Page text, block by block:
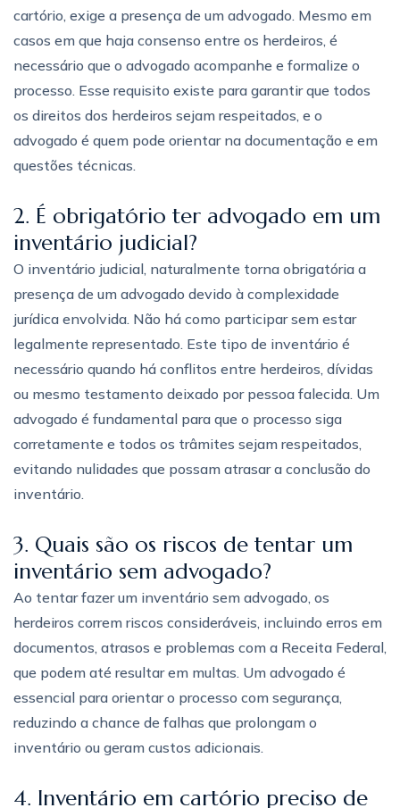
cartório, exige a presença de um advogado. Mesmo em
casos em que haja consenso entre os herdeiros, é
necessário que o advogado acompanhe e formalize o
processo. Esse requisito existe para garantir que todos
os direitos dos herdeiros sejam respeitados, e o
advogado é quem pode orientar na documentação e em
questões técnicas.
2. É obrigatório ter advogado em um
inventário judicial?
O inventário judicial, naturalmente torna obrigatória a
presença de um advogado devido à complexidade
jurídica envolvida. Não há como participar sem estar
legalmente representado. Este tipo de inventário é
necessário quando há conflitos entre herdeiros, dívidas
ou mesmo testamento deixado por pessoa falecida. Um
advogado é fundamental para que o processo siga
corretamente e todos os trâmites sejam respeitados,
evitando nulidades que possam atrasar a conclusão do
inventário.
3. Quais são os riscos de tentar um
inventário sem advogado?
Ao tentar fazer um inventário sem advogado, os
herdeiros correm riscos consideráveis, incluindo erros em
documentos, atrasos e problemas com a Receita Federal,
que podem até resultar em multas. Um advogado é
essencial para orientar o processo com segurança,
reduzindo a chance de falhas que prolongam o
inventário ou geram custos adicionais.
4. Inventário em cartório preciso de